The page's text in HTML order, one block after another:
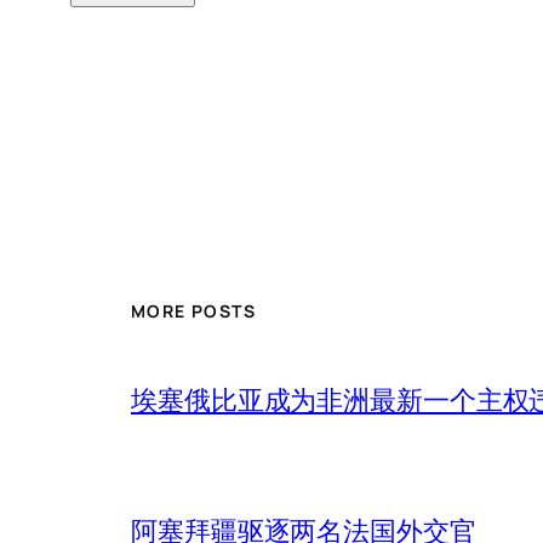
MORE POSTS
埃塞俄比亚成为非洲最新一个主权
阿塞拜疆驱逐两名法国外交官